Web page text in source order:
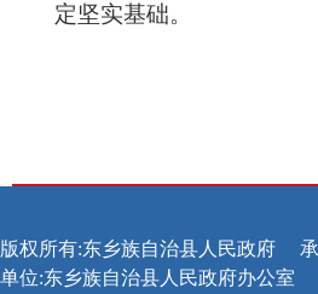
定坚实基础。
版权所有:东乡族自治县人民政府
单位:东乡族自治县人民政府办公室